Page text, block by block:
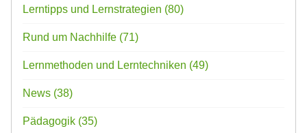
Lerntipps und Lernstrategien (80)
Rund um Nachhilfe (71)
Lernmethoden und Lerntechniken (49)
News (38)
Pädagogik (35)